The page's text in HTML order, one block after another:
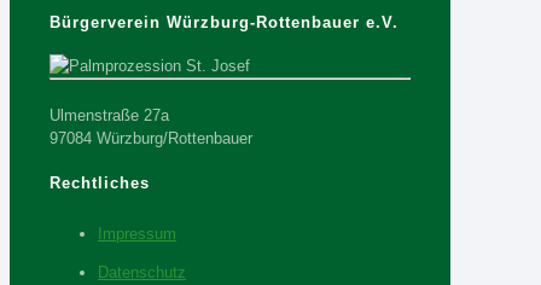
Bürgerverein Würzburg-Rottenbauer e.V.
Ulmenstraße 27a
97084 Würzburg/Rottenbauer
Rechtliches
Impressum
Datenschutz